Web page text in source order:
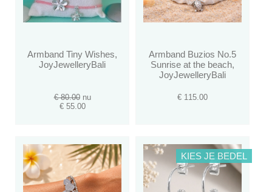
Armband Tiny Wishes,
JoyJewelleryBali
€ 80.00nu
€ 55.00
Armband Buzios No.5
Sunrise at the beach,
JoyJewelleryBali
€ 115.00
KIES JE BEDEL